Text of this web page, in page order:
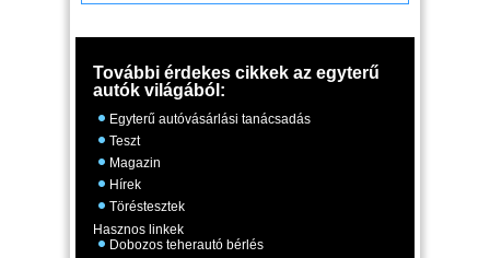
További érdekes cikkek az egyterű
autók világából:
Egyterű autóvásárlási tanácsadás
Teszt
Magazin
Hírek
Töréstesztek
Hasznos linkek
Dobozos teherautó bérlés